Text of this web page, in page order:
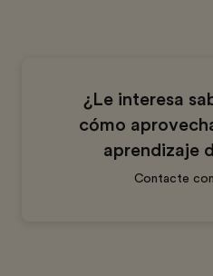
¿Le interesa
cómo
aprendizaje
Contacte